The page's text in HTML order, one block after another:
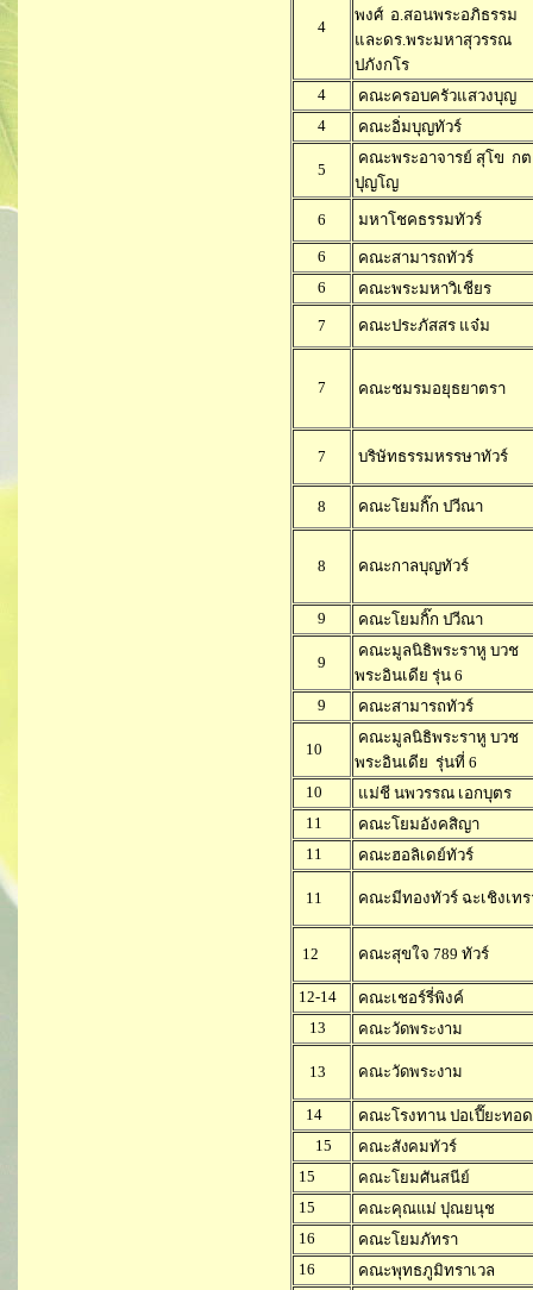
4
พงศ์ อ.สอนพระอภิธรรม
และดร.พระมหาสุวรรณ
ปภังกโร
4
คณะครอบครัวแสวงบุญ
4
คณะอิ่มบุญทัวร์
5
คณะพระอาจารย์ สุโข กต
ปุญโญ
6 มหาโชคธรรมทัวร์
6
คณะสามารถทัวร์
6
คณะพระมหาวิเชียร
7 คณะประภัสสร แจ๋ม
7 คณะชมรมอยุธยาตรา
7 บริษัทธรรมหรรษาทัวร์
8 คณะโยมกิ๊ก ปวีณา
8 คณะกาลบุญทัวร์
9 คณะโยมกิ๊ก ปวีณา
9
คณะมูลนิธิพระราหู บวช
พระอินเดีย รุ่น 6
9
คณะสามารถทัวร์
10
คณะมูลนิธิพระราหู บวช
พระอินเดีย รุ่นที่ 6
10
แม่ชี นพวรรณ เอกบุตร
11
คณะโยมอังคสิญา
11
คณะฮอลิเดย์ทัวร์
11 คณะมีทองทัวร์ ฉะเชิงเทร
12 คณะสุขใจ 789 ทัวร์
12-14
คณะเชอร์รี่พิงค์
13
คณะวัดพระงาม
13 คณะวัดพระงาม
14
คณะโรงทาน ปอเปี๊ยะทอด
15
คณะสังคมทัวร์
15
คณะโยมศันสนีย์
15
คณะคุณแม่ ปุณยนุช
16
คณะโยมภัทรา
16
คณะพุทธภูมิทราเวล